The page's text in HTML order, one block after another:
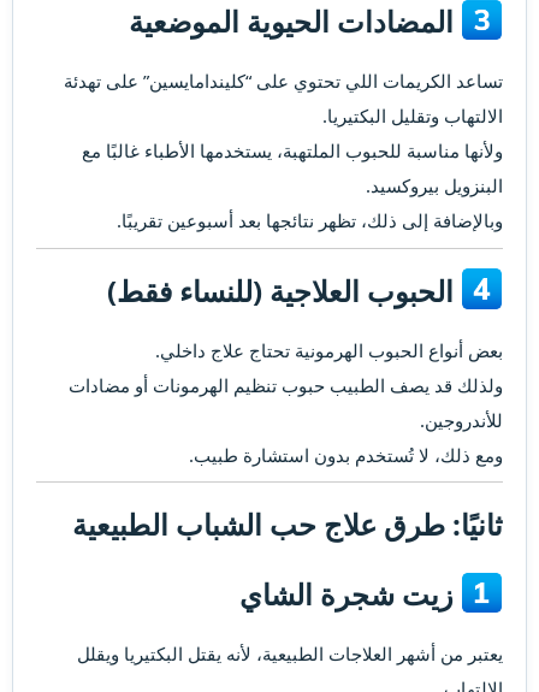
المضادات الحيوية الموضعية​
تساعد الكريمات اللي تحتوي على “كليندامايسين” على تهدئة
الالتهاب وتقليل البكتيريا.
ولأنها مناسبة للحبوب الملتهبة، يستخدمها الأطباء غالبًا مع
البنزويل بيروكسيد.
وبالإضافة إلى ذلك، تظهر نتائجها بعد أسبوعين تقريبًا.
الحبوب العلاجية (للنساء فقط)​
بعض أنواع الحبوب الهرمونية تحتاج علاج داخلي.
ولذلك قد يصف الطبيب حبوب تنظيم الهرمونات أو مضادات
للأندروجين.
ومع ذلك، لا تُستخدم بدون استشارة طبيب.
ثانيًا: طرق علاج حب الشباب الطبيعية​
زيت شجرة الشاي​
يعتبر من أشهر العلاجات الطبيعية، لأنه يقتل البكتيريا ويقلل